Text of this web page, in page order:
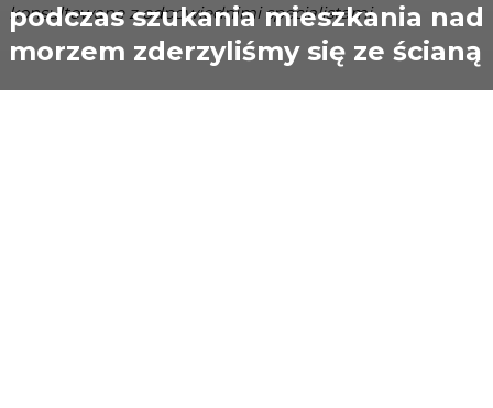
podczas szukania mieszkania nad
morzem zderzyliśmy się ze ścianą
konsultowane z odpowiednimi specjalistami.